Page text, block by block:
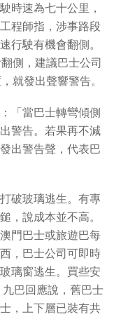
時速為七十公里，
程師指，涉事路段
行駛有機會翻側。
側，建議巴士公司
就發出聲響警告。
「當巴士轉彎傾側
警告。若果再不減
出警告聲，代表巴
破玻璃逃生。有專
，說成本並不高。
門巴士或旅遊巴每
，巴士公司可即時
璃窗逃生。買些安
巴回應說，舊巴士
，上下層已裝有共